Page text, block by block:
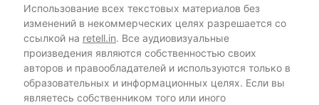
Использование всех текстовых материалов без
изменений в некоммерческих целях разрешается со
ссылкой на retell.in. Все аудиовизуальные
произведения являются собственностью своих
авторов и правообладателей и используются только в
образовательных и информационных целях. Если вы
являетесь собственником того или иного